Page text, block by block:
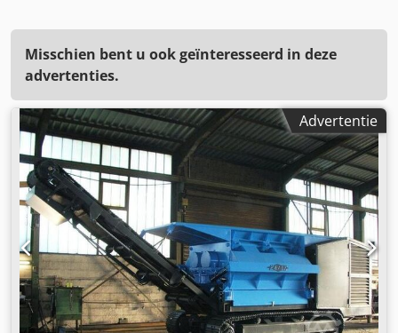
Misschien bent u ook geïnteresseerd in deze
advertenties.
Advertentie